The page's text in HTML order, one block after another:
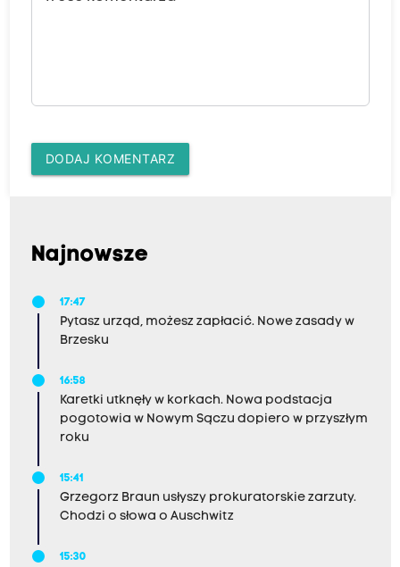
DODAJ KOMENTARZ
Najnowsze
17:47
Pytasz urząd, możesz zapłacić. Nowe zasady w
Brzesku
16:58
Karetki utknęły w korkach. Nowa podstacja
pogotowia w Nowym Sączu dopiero w przyszłym
roku
15:41
Grzegorz Braun usłyszy prokuratorskie zarzuty.
Chodzi o słowa o Auschwitz
15:30